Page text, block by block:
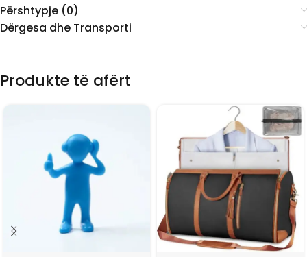
Përshtypje (0)
Dërgesa dhe Transporti
Produkte të afërt